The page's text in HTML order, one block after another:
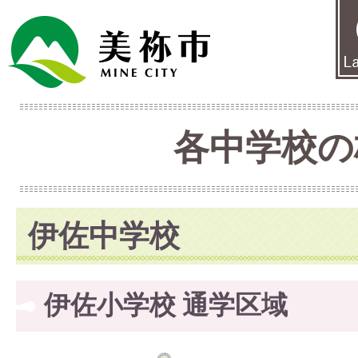
各中学校
伊佐中学校
伊佐小学校 通学区域